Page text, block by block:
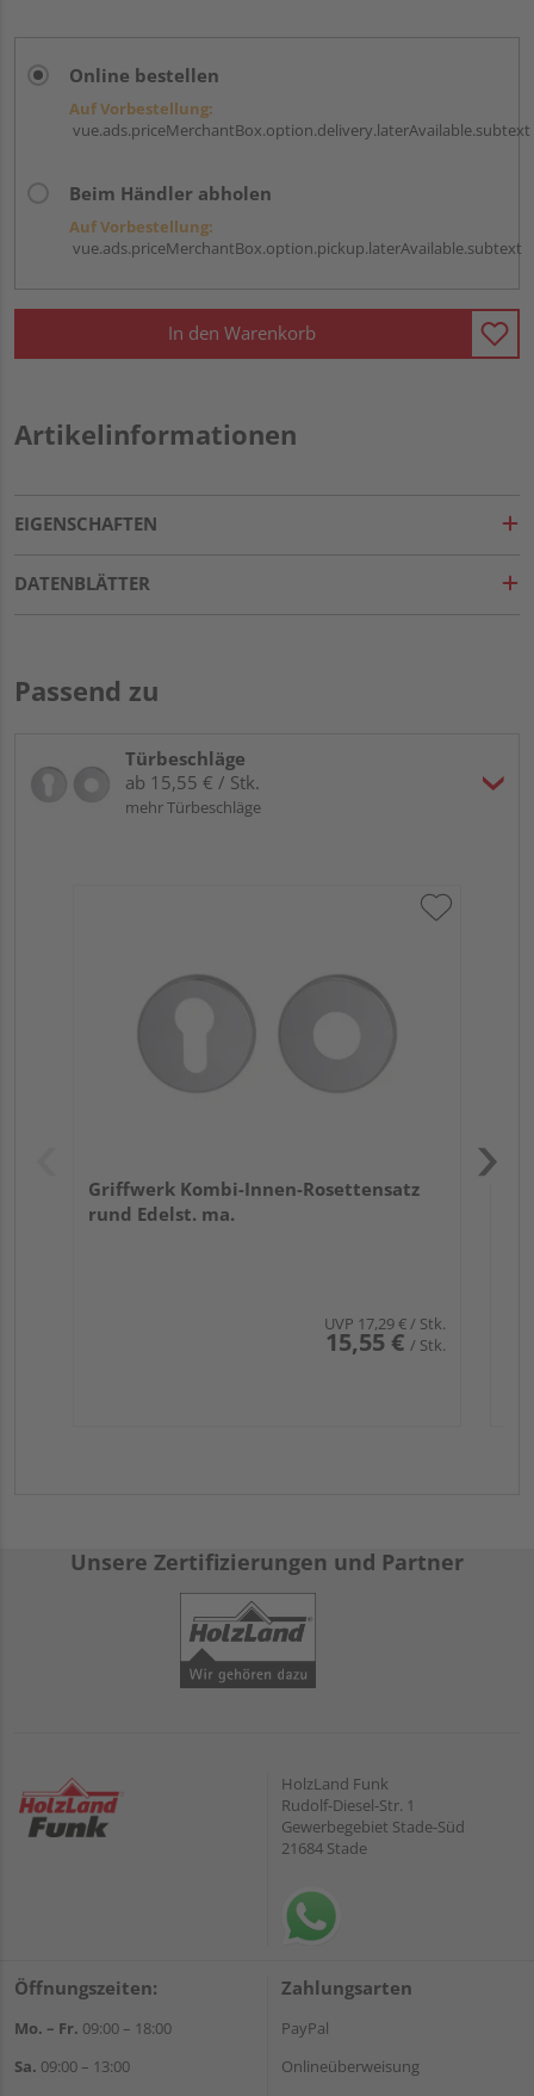
Online bestellen
Auf Vorbestellung:
vue.ads.priceMerchantBox.option.delivery.laterAvailable.subtext
Beim Händler abholen
Auf Vorbestellung:
vue.ads.priceMerchantBox.option.pickup.laterAvailable.subtext
In den Warenkorb
Artikelinformationen
EIGENSCHAFTEN
DATENBLÄTTER
Passend zu
Türbeschläge
ab 15,55 € / Stk.
mehr Türbeschläge
Griffwerk Kombi-Innen-Rosettensatz
rund Edelst. ma.
UVP 17,29 €/ Stk.
15,55 € / Stk.
Unsere Zertifizierungen und Partner
HolzLand Funk
Rudolf-Diesel-Str. 1
Gewerbegebiet Stade-Süd
21684 Stade
Öffnungszeiten:
Mo. – Fr. 09:00 – 18:00
Sa. 09:00 – 13:00
Zahlungsarten
PayPal
Onlineüberweisung